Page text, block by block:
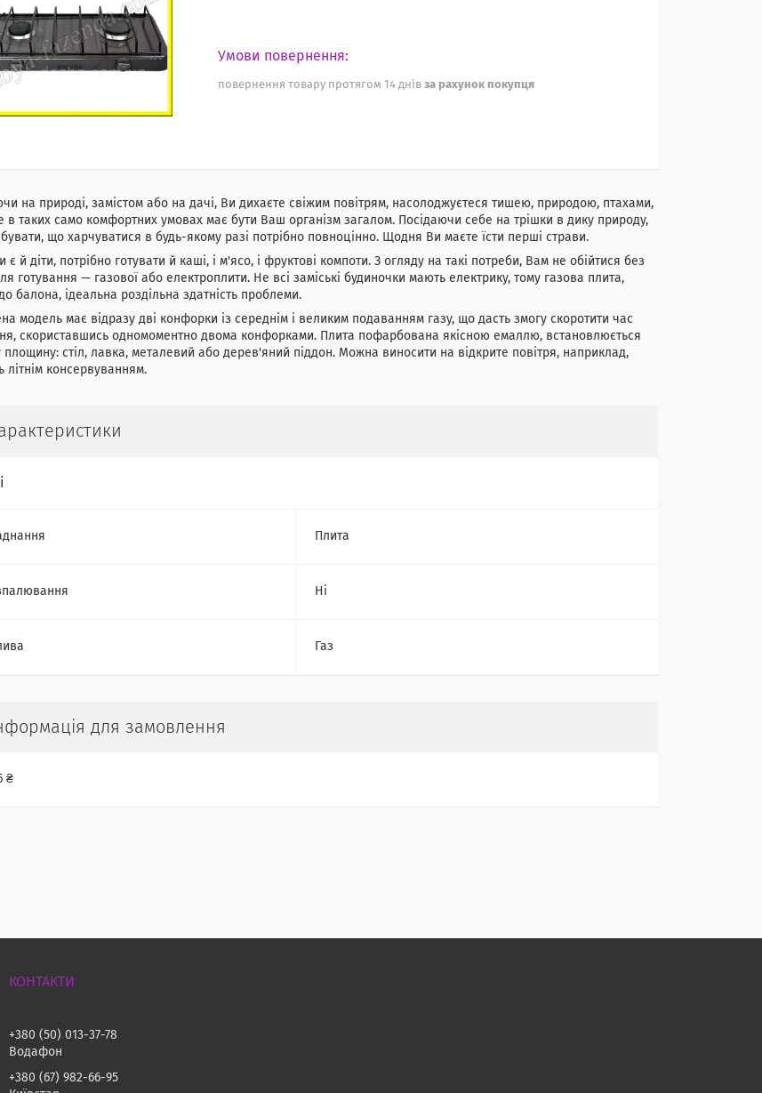
повернення товару протягом 14 днів за рахунок покупця
на природі, замістом або на дачі, Ви дихаєте свіжим повітрям, насолоджуєтеся тишею, природою, птахами,
в таких само комфортних умовах має бути Ваш організм загалом. Посідаючи себе на трішки в дику природу,
що харчуватися в будь-якому разі потрібно повноцінно. Щодня Ви маєте їсти перші страви.
й діти, потрібно готувати й каші, і м'ясо, і фруктові компоти. З огляду на такі потреби, Вам не обійтися без
готування — газової або електроплити. Не всі заміські будиночки мають електрику, тому газова плита,
балона, ідеальна роздільна здатність проблеми.
модель має відразу дві конфорки із середнім і великим подаванням газу, що дасть змогу скоротити час
скориставшись одномоментно двома конфорками. Плита пофарбована якісною емаллю, встановлюється
площину: стіл, лавка, металевий або дерев'яний піддон. Можна виносити на відкрите повітря, наприклад,
літнім консервуванням.
Плита
Ні
Газ
для замовлення
₴
+380 (50) 013-37-78
Водафон
+380 (67) 982-66-95